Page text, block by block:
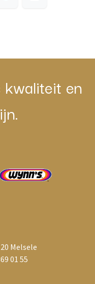
en
Melsele
01 55